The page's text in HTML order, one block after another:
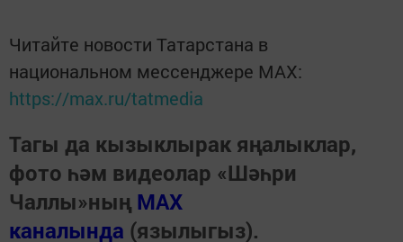
Читайте новости Татарстана в
национальном мессенджере MАХ:
https://max.ru/tatmedia
Тагы да кызыклырак яңалыклар,
фото һәм видеолар «Шәһри
Чаллы»ның MAX
каналында (язылыгыз).